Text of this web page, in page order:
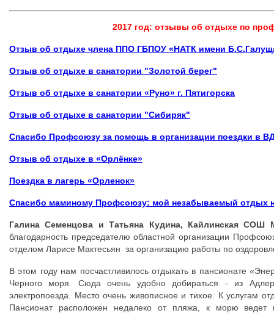
2017 год: отзывы об отдыхе по
Отзыв об отдыхе члена ППО ГБПОУ «НАТК имени
Отзыв об отдыхе в санатории "Золотой берег"
Отзыв об отдыхе в санатории «Руно» г. Пятигорска
Отзыв об отдыхе в санатории "Сибиряк"
Спасибо Профсоюзу за помощь в организации поездки в
Отзыв об отдыхе в «Орлёнке»
Поездка в лагерь «Орленок»
Спасибо маминому Профсоюзу: мой незабываемый отдых
Галина Семенцова и Татьяна Кудина, Кайлинская СОШ
благодарность председателю областной организации
отделом Ларисе Мактесьян за организацию работы по
В этом году нам посчастливилось отдыхать в пансионате
Черного моря. Сюда очень удобно добираться - из
электропоезда. Место очень живописное и тихое. К услугам
Пансионат расположен недалеко от пляжа, к морю ведет